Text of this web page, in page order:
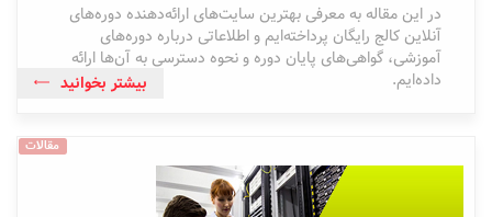
در این مقاله به معرفی بهترین سایت‌های ارائه‌دهنده دوره‌های
آنلاین کالج رایگان پرداخته‌ایم و اطلاعاتی درباره دوره‌های
آموزشی، گواهی‌های پایان دوره و نحوه دسترسی به آن‌ها ارائه
داده‌ایم.
بیشتر بخوانید
مقالات